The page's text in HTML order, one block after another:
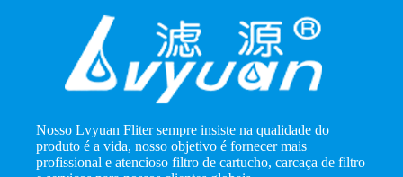
Nosso Lvyuan Fliter sempre insiste na qualidade do
produto é a vida, nosso objetivo é fornecer mais
profissional e atencioso filtro de cartucho, carcaça de filtro